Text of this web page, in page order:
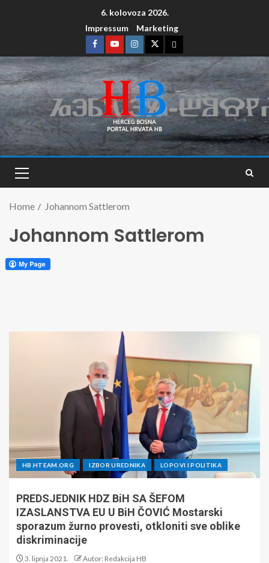
6. kolovoza 2026.
Impressum
Marketing
Home Johannom Sattlerom
Johannom Sattlerom
HB.HTEAM.ORG IZBOR UREDNIKA LOPOVI I POLITIKA
PREDSJEDNIK HDZ BiH SA ŠEFOM
IZASLANSTVA EU U BiH ČOVIĆ Mostarski
sporazum žurno provesti, otkloniti sve oblike
diskriminacije
3. lipnja 2021. Autor: Redakcija HB